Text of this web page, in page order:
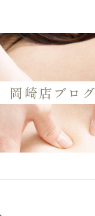
岡崎店ブログ